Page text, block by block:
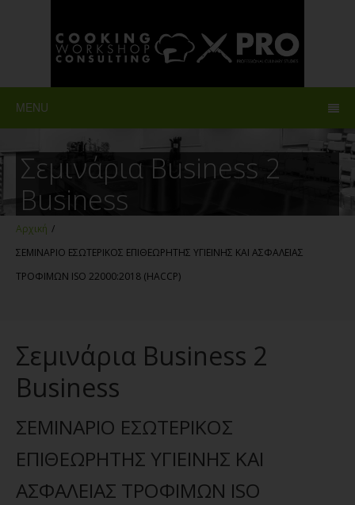
MENU
Σεμινάρια Business 2
Business
Αρχική /
ΣΕΜΙΝΑΡΙΟ ΕΣΩΤΕΡΙΚΟΣ ΕΠΙΘΕΩΡΗΤΗΣ ΥΓΙΕΙΝΗΣ ΚΑΙ ΑΣΦΑΛΕΙΑΣ
ΤΡΟΦΙΜΩΝ ISO 22000:2018 (HACCP)
Σεμινάρια Business 2
Business
ΣΕΜΙΝΑΡΙΟ ΕΣΩΤΕΡΙΚΟΣ
ΕΠΙΘΕΩΡΗΤΗΣ ΥΓΙΕΙΝΗΣ ΚΑΙ
ΑΣΦΑΛΕΙΑΣ ΤΡΟΦΙΜΩΝ ISO